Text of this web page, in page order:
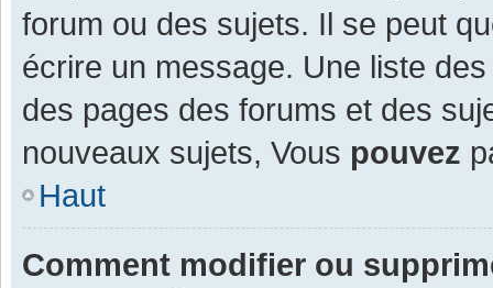
forum ou des sujets. Il se peut
écrire un message. Une liste
des pages des forums et des
nouveaux sujets, Vous pouvez
Haut
Comment modifier ou